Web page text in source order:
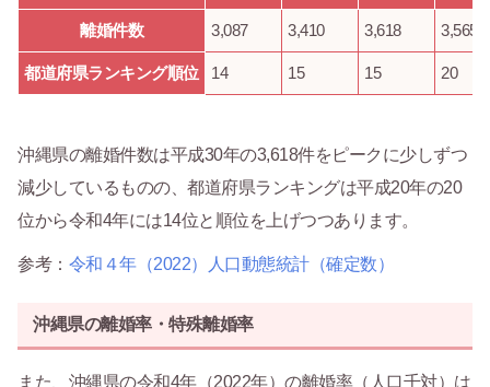
離婚件数 3,087 3,410 3,618 3,565
都道府県ランキング順位 14 15 15 20
沖縄県の離婚件数は平成30年の3,618件をピークに少しずつ
減少しているものの、都道府県ランキングは平成20年の20
位から令和4年には14位と順位を上げつつあります。
参考： 令和４年（2022）人口動態統計（確定数）
沖縄県の離婚率・特殊離婚率
また、沖縄県の令和4年（2022年）の離婚率（人口千対）は